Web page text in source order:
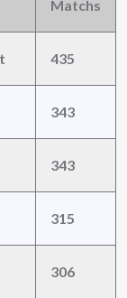
Matchs
435
343
343
315
306